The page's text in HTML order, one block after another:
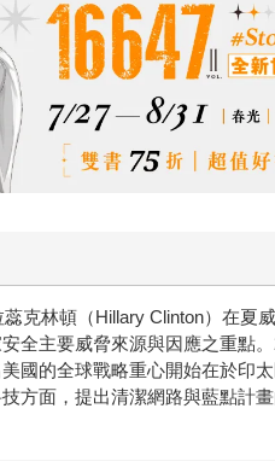
克林頓（Hillary Clinton）在
全主要威脅來源與因應之重點
國的全球戰略重心開始在於印
方面，提出清潔網路與藍點計